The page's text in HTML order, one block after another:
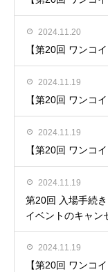
2024.11.20
【第20回 ワンコ
2024.11.19
【第20回 ワンコ
2024.11.19
【第20回 ワンコ
2024.11.19
第20回 入場手続
イベントのキャン
2024.11.19
【第20回 ワンコ